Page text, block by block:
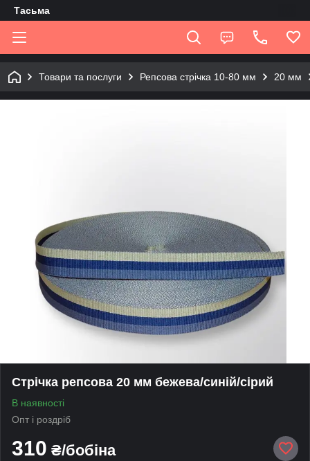
Tасьма
Товари та послуги Репсова стрічка 10-80 мм 20 мм
Стрічка репсова 20 мм бежева/синій/сірий
В наявності
Опт і роздріб
310 ₴/бобіна